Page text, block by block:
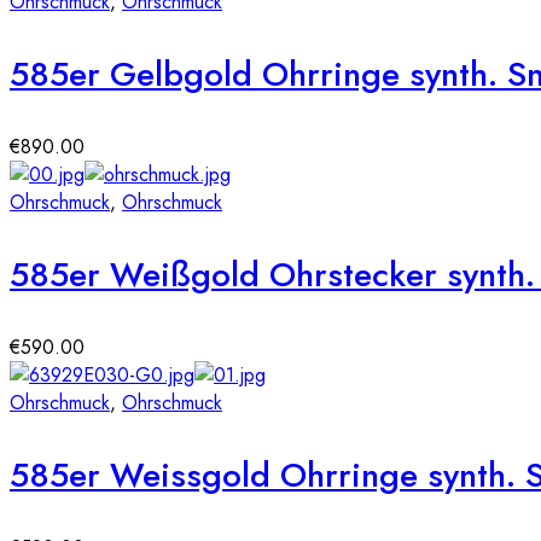
585er Gelbgold Ohrringe synth.
€890.00
Ohrschmuck, Ohrschmuck
585er Weißgold Ohrstecker
€590.00
Ohrschmuck, Ohrschmuck
585er Weissgold Ohrringe synth.